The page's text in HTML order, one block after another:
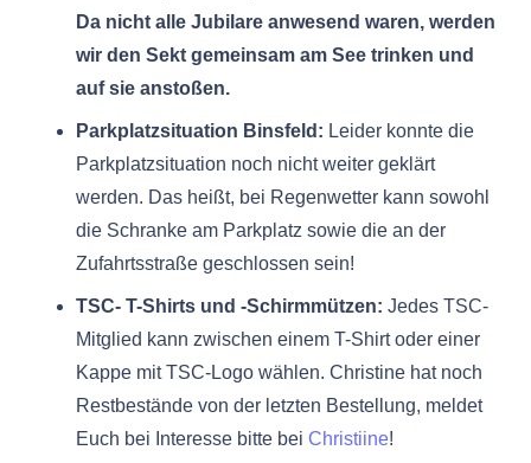
Da nicht alle Jubilare anwesend waren, werden
wir den Sekt gemeinsam am See trinken und
auf sie anstoßen.
Parkplatzsituation Binsfeld: Leider konnte die
Parkplatzsituation noch nicht weiter geklärt
werden. Das heißt, bei Regenwetter kann sowohl
die Schranke am Parkplatz sowie die an der
Zufahrtsstraße geschlossen sein!
TSC- T-Shirts und -Schirmmützen: Jedes TSC-
Mitglied kann zwischen einem T-Shirt oder einer
Kappe mit TSC-Logo wählen. Christine hat noch
Restbestände von der letzten Bestellung, meldet
Euch bei Interesse bitte bei Christiine!